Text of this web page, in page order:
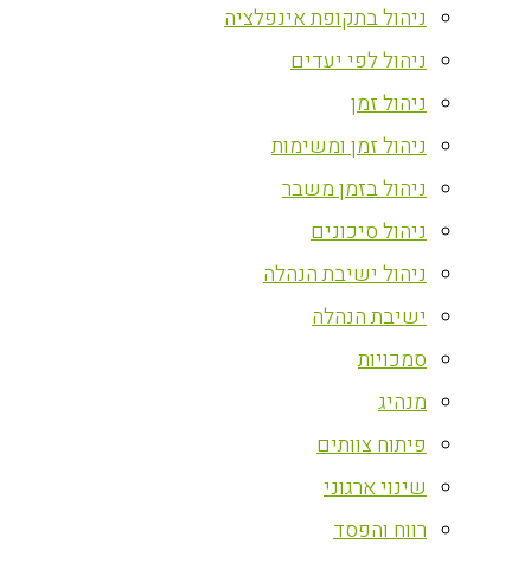
ניהול בתקופת אינפלציה
ניהול לפי יעדים
ניהול זמן
ניהול זמן ומשימות
ניהול בזמן משבר
ניהול סיכונים
ניהול ישיבת הנהלה
ישיבת הנהלה
סמכויות
מנהיג
פיתוח צוותים
שינוי ארגוני
רווח והפסד